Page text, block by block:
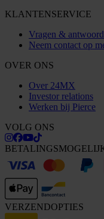
KLANTENSERVICE
Vragen &
Neem contact op
OVER ONS
Over 24MX
Investor relations
Werken bij Pierce
VOLG ONS
VERZENDOPTIES